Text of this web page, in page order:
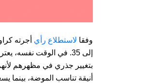
وفقا لاستطلاع رأي